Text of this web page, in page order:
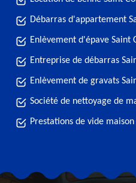
Débarras d'appartement
Enlèvement d'épave Saint
Entreprise de débarras
Enlèvement de gravats
Société de nettoyage de
Prestations de vide